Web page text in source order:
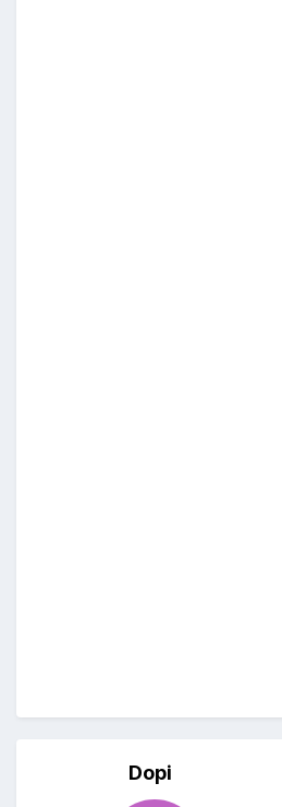
Dopi